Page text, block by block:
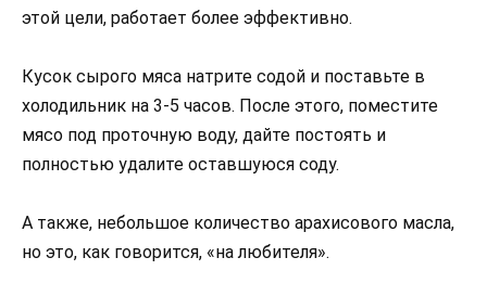
этой цели, работает более эффективно.
Кусок сырого мяса натрите содой и поставьте в
холодильник на 3-5 часов. После этого, поместите
мясо под проточную воду, дайте постоять и
полностью удалите оставшуюся соду.
А также, небольшое количество арахисового масла,
но это, как говорится, «на любителя».